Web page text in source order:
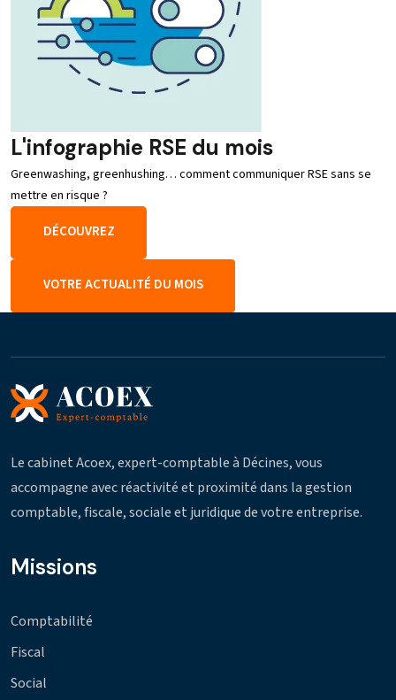
L'infographie RSE du mois
Greenwashing, greenhushing… comment communiquer RSE sans se
mettre en risque ?
DÉCOUVREZ
VOTRE ACTUALITÉ DU MOIS
Le cabinet Acoex, expert-comptable à Décines, vous
accompagne avec réactivité et proximité dans la gestion
comptable, fiscale, sociale et juridique de votre entreprise.
Missions
Comptabilité
Fiscal
Social